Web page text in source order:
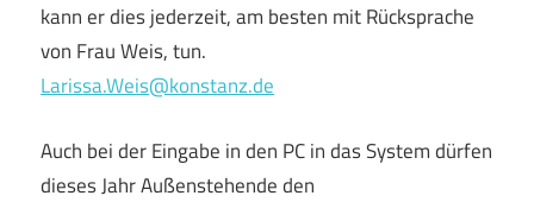
kann er dies jederzeit, am besten mit Rücksprache
von Frau Weis, tun.
Larissa.Weis@konstanz.de
Auch bei der Eingabe in den PC in das System dürfen
dieses Jahr Außenstehende den